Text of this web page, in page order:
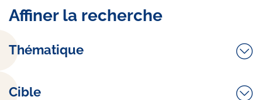
Affiner la recherche
Thématique
Cible